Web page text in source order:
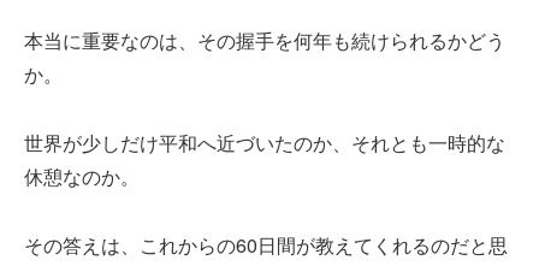
本当に重要なのは、その握手を何年も続けられるかどう
か。
世界が少しだけ平和へ近づいたのか、それとも一時的な
休憩なのか。
その答えは、これからの60日間が教えてくれるのだと思